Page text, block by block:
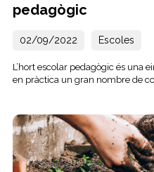
pedagògic
02/09/2022 Escoles
L’hort escolar pedagògic és una
en pràctica un gran nombre de